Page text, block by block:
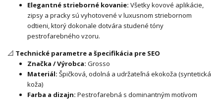
Elegantné strieborné kovanie: Všetky kovové aplikácie,
zipsy a pracky sú vyhotovené v luxusnom striebornom
odtieni, ktorý dokonale dotvára studené tóny
pestrofarebného vzoru.
📐 Technické parametre a špecifikácia pre SEO
Značka / Výrobca: Grosso
Materiál: Špičková, odolná a udržateľná ekokoža (syntetická
koža)
Farba a dizajn: Pestrofarebná s dominantným motívom